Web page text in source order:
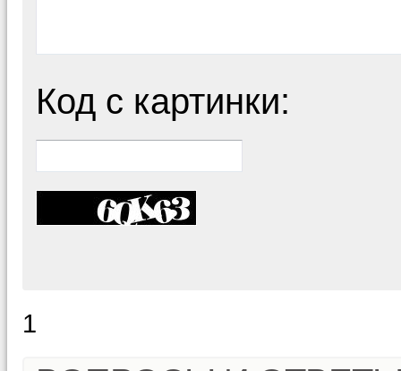
Код с картинки:
1